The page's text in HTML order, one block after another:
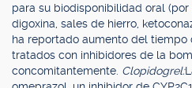
para su biodisponibilidad oral (por
digoxina, sales de hierro,
ha reportado aumento del
tratados con inhibidores de la
concomitantemente. Clopidogrel: